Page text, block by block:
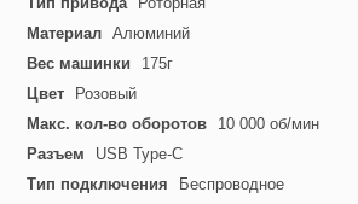
Материал Алюминий
Вес машинки
175г
Цвет
Розовый
Макс. кол-во оборотов
10 000 об/мин
Разъем
USB Type-C
Тип подключения
Беспроводное